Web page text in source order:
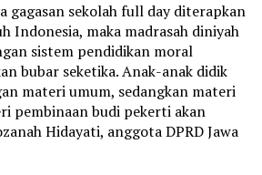
gagasan sekolah full day diterapkan
Indonesia, maka madrasah diniyah
sistem pendidikan moral
bubar seketika. Anak-anak didik
materi umum, sedangkan materi
pembinaan budi pekerti akan
Hidayati, anggota DPRD Jawa